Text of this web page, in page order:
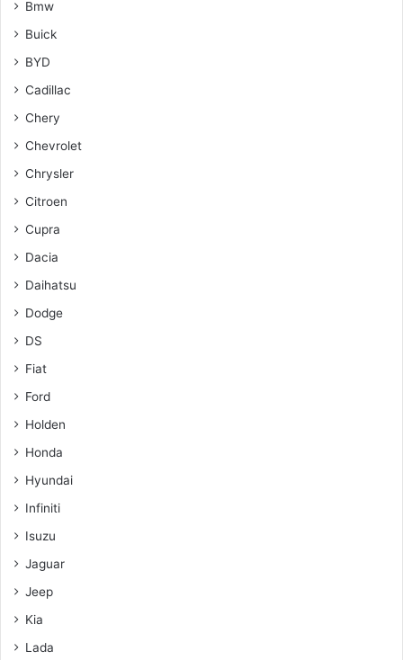
Bmw
Buick
BYD
Cadillac
Chery
Chevrolet
Chrysler
Citroen
Cupra
Dacia
Daihatsu
Dodge
DS
Fiat
Ford
Holden
Honda
Hyundai
Infiniti
Isuzu
Jaguar
Jeep
Kia
Lada